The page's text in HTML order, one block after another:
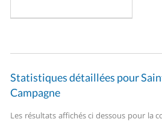
Statistiques détaillées pour
Campagne
Les résultats affichés ci dessous pour la